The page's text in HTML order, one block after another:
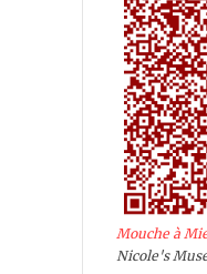
Mouche à
Nicole's